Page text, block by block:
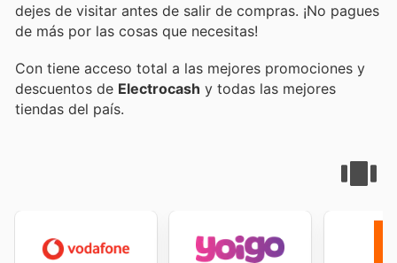
dejes de visitar antes de salir de compras. ¡No pagues
de más por las cosas que necesitas!
Con tiene acceso total a las mejores promociones y
descuentos de Electrocash y todas las mejores
tiendas del país.